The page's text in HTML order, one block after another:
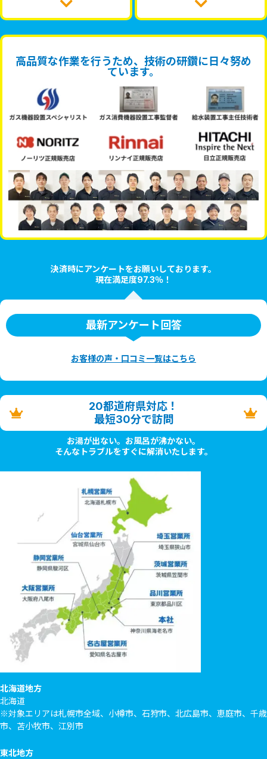
高品質な作業を行うため、技術の研鑽に日々努め
ています。
決済時にアンケートをお願いしております。
現在満足度97.3％！
最新アンケート回答
お客様の声・口コミ一覧はこちら
20都道府県対応！
最短30分で訪問
お湯が出ない。お風呂が沸かない。
そんなトラブルをすぐに解消いたします。
北海道地方
北海道
※対象エリアは札幌市全域、小樽市、石狩市、北広島市、恵庭市、千歳
市、苫小牧市、江別市
東北地方